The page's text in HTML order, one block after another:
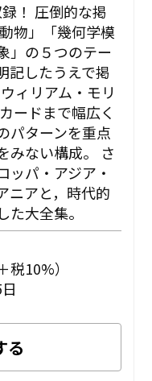
！ 圧倒的な掲
物」「幾何学模
」の５つのテー
記したうえで掲
ィリアム・モリ
ードまで幅広く
パターンを重点
みない構成。 さ
ッパ・アジア・
ニアと，時代的
大全集。
10%）
る